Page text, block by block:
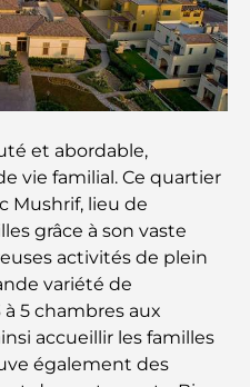
historiques de Dubaï : un
de Dubai Creek
Dubai Marina : un guide
: Les meilleures adresses
en pleine expansion
de golf de championnat à
et abordable,
vie familial. Ce quartier
Mushrif, lieu de
grâce à son vaste
activités de plein
variété de
5 chambres aux
accueillir les familles
également des